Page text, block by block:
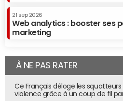
21 sep 2026
Web analytics : booster ses
marketing
À NE PAS RATER
Ce Français déloge les
violence grâce à un coup de fil